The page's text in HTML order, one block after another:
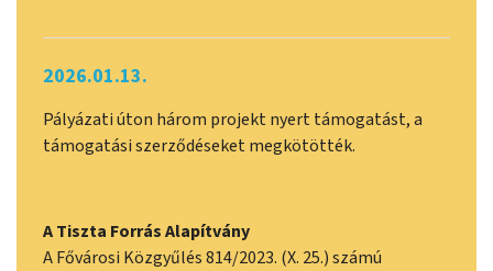
2026.01.13.
Pályázati úton három projekt nyert támogatást, a
támogatási szerződéseket megkötötték.
A Tiszta Forrás Alapítvány
A Fővárosi Közgyűlés 814/2023. (X. 25.) számú